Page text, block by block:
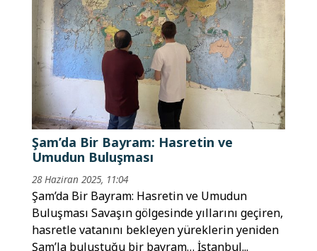
Şam’da Bir Bayram: Hasretin ve
Umudun Buluşması
28 Haziran 2025, 11:04
Şam’da Bir Bayram: Hasretin ve Umudun
Buluşması Savaşın gölgesinde yıllarını geçiren,
hasretle vatanını bekleyen yüreklerin yeniden
Şam’la buluştuğu bir bayram… İstanbul...